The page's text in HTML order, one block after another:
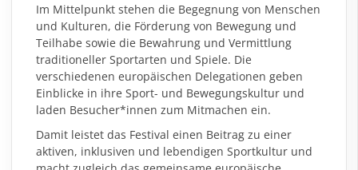
Im Mittelpunkt stehen die Begegnung von Menschen
und Kulturen, die Förderung von Bewegung und
Teilhabe sowie die Bewahrung und Vermittlung
traditioneller Sportarten und Spiele. Die
verschiedenen europäischen Delegationen geben
Einblicke in ihre Sport- und Bewegungskultur und
laden Besucher*innen zum Mitmachen ein.
Damit leistet das Festival einen Beitrag zu einer
aktiven, inklusiven und lebendigen Sportkultur und